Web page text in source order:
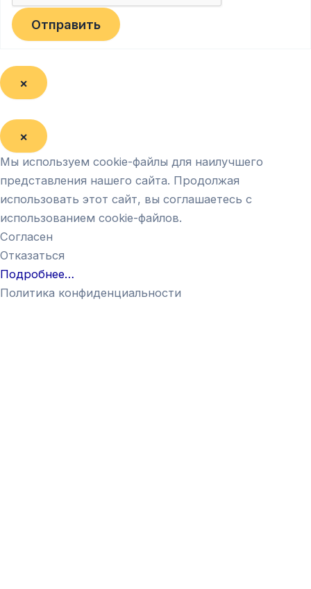
Отправить
×
×
Мы используем cookie-файлы для наилучшего
представления нашего сайта. Продолжая
использовать этот сайт, вы соглашаетесь с
использованием cookie-файлов.
Согласен
Отказаться
Подробнее…
Политика конфиденциальности